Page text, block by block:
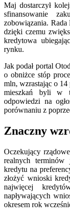
Maj dostarczył
sfinansowanie
zobowiązania. Rada
dzięki czemu
kredytowa
rynku.
Jak podał portal
o obniżce stóp
mln, wzrastając o
mieszkań byli w
odpowiedzi na
porównaniu z
Znaczny
Oczekujący
realnych terminów
kredytu na
złożyć wnioski
najwięcej
napływających
okresem rok